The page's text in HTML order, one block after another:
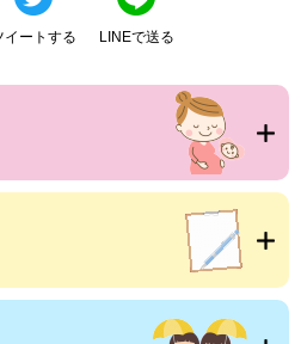
イートする LINEで送る